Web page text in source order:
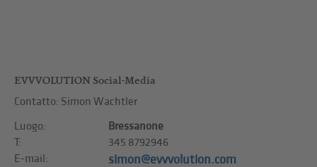
EVVVOLUTION Social-Media
Contatto: Simon Wachtler
Luogo:
Bressanone
T:
345 8792946
E-mail:
simon@evvvolution.com